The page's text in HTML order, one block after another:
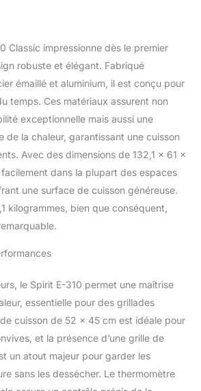
Classic impressionne dès le premier
robuste et élégant. Fabriqué
émaillé et aluminium, il est conçu pour
temps. Ces matériaux assurent non
exceptionnelle mais aussi une
de la chaleur, garantissant une cuisson
Avec des dimensions de 132,1 x 61 x
facilement dans la plupart des espaces
une surface de cuisson généreuse.
kilogrammes, bien que conséquent,
le Spirit E-310 permet une maîtrise
essentielle pour des grillades
cuisson de 52 x 45 cm est idéale pour
et la présence d’une grille de
un atout majeur pour garder les
sans les dessécher. Le thermomètre